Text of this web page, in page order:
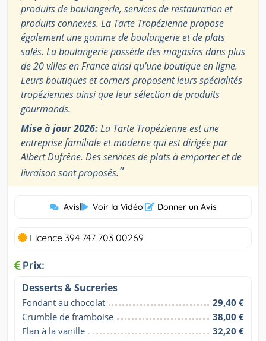
produits de boulangerie, services de restauration et
produits connexes. La Tarte Tropézienne propose
également une gamme de boulangerie et de plats
salés. La boulangerie possède des magasins dans plus
de 20 villes en France ainsi qu’une boutique en ligne.
Leurs boutiques et corners proposent leurs spécialités
tropéziennes ainsi que leur sélection de produits
gourmands.
Mise à jour 2026:La Tarte Tropézienne est une
entreprise familiale et moderne qui est dirigée par
Albert Dufrêne. Des services de plats à emporter et de
livraison sont proposés."
Avis| Voir la Vidéo| Donner un Avis
Licence 394 747 703 00269
Prix:
Desserts & Sucreries
Fondant au chocolat
29,40 €
Crumble de framboise
38,00 €
Flan à la vanille
32,20 €